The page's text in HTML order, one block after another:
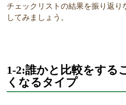
チェックリストの結果を振り返り
してみましょう。
1-2:誰かと比較をする
くなるタイプ